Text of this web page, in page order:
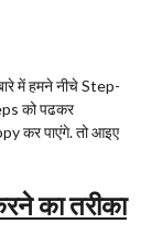
में हमने नीचे Step-
को पढकर
कर पाएंगे. तो आइए
का तरीका